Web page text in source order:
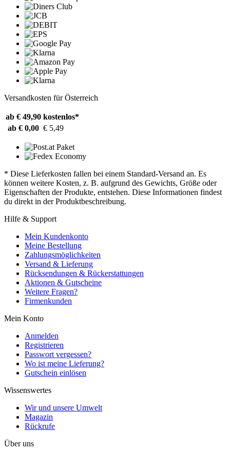
Versandkosten für Österreich
ab € 49,90 kostenlos*
ab € 0,00 € 5,49
* Diese Lieferkosten fallen bei einem Standard-Versand an. Es
können weitere Kosten, z. B. aufgrund des Gewichts, Größe oder
Eigenschaften der Produkte, entstehen. Diese Informationen findest
du direkt in der Produktbeschreibung.
Hilfe & Support
Mein Kundenkonto
Meine Bestellung
Zahlungsmöglichkeiten
Versand & Lieferung
Rücksendungen & Rückerstattungen
Aktionen & Gutscheine
Weitere Fragen?
Firmenkunden
Mein Konto
Anmelden
Registrieren
Passwort vergessen?
Wo ist meine Lieferung?
Gutschein einlösen
Wissenswertes
Wir und unsere Umwelt
Magazin
Rückrufe
Über uns